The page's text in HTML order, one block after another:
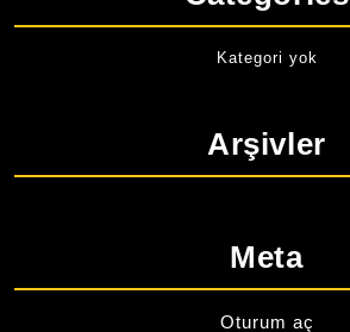
Kategori yok
Arşivler
Meta
Oturum aç